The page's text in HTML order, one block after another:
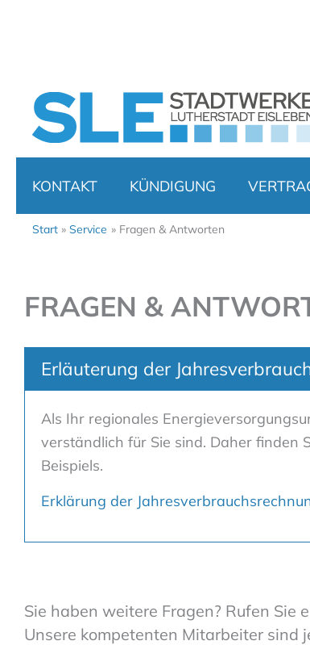
KONTAKT KÜNDIGUNG
Start Service Fragen & Antworten
FRAGEN &
Erläuterung der
Als Ihr regionales
verständlich für Sie sind. Daher finden
Beispiels.
Erklärung der
Sie haben weitere Fragen? Rufen Sie
Unsere kompetenten Mitarbeiter sind